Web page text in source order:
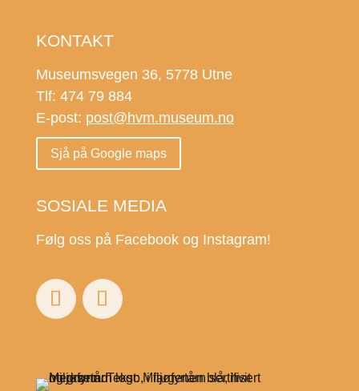
KONTAKT
Museumsvegen 36, 5778 Utne
Tlf: 474 79 884
E-post: post@hvm.museum.no
Sjå på Google maps
SOSIALE MEDIA
Følg oss på Facebook og Instagram!